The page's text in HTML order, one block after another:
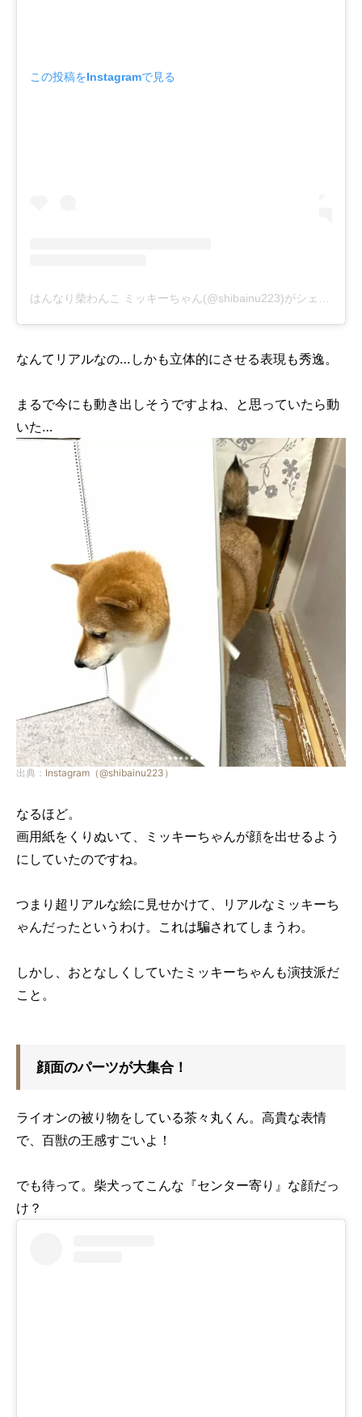
この投稿をInstagramで見る
はんなり柴わんこ ミッキーちゃん(@shibainu223)がシェアした投稿
なんてリアルなの…しかも立体的にさせる表現も秀逸。
まるで今にも動き出しそうですよね、と思っていたら動
いた…
出典： Instagram（@shibainu223）
なるほど。
画用紙をくりぬいて、ミッキーちゃんが顔を出せるよう
にしていたのですね。
つまり超リアルな絵に見せかけて、リアルなミッキーち
ゃんだったというわけ。これは騙されてしまうわ。
しかし、おとなしくしていたミッキーちゃんも演技派だ
こと。
顔面のパーツが大集合！
ライオンの被り物をしている茶々丸くん。高貴な表情
で、百獣の王感すごいよ！
でも待って。柴犬ってこんな『センター寄り』な顔だっ
け？